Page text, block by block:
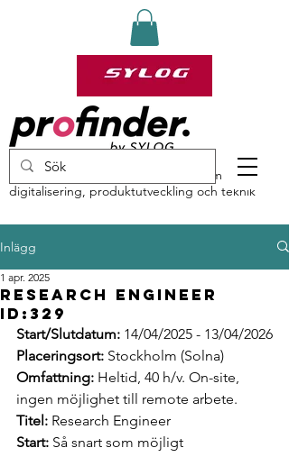
profinder by Sylog – specialister inom
digitalisering, produktutveckling och teknik
Inlägg
Research Engineer
ID:329
1 apr. 2025
Start/Slutdatum: 14/04/2025 - 13/04/2026
Placeringsort: Stockholm (Solna)
Omfattning: Heltid, 40 h/v. On-site,
ingen möjlighet till remote arbete.
Titel: Research Engineer
Start: Så snart som möjligt